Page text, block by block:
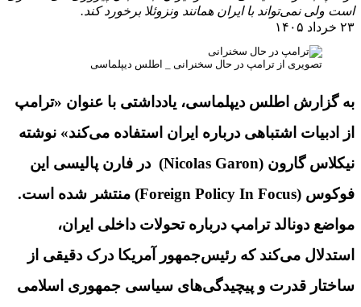
است ولی نمی‌تواند با ایران همانند ونزوئلا برخورد کند.
۲۳ خرداد ۱۴۰۵
تصویری از ترامپ در حال سخنرانی _ اطلس دیپلماسی
به گزارش اطلس دیپلماسی، یادداشتی با عنوان «ترامپ
از ادبیات اشتباهی درباره ایران استفاده می‌کند» نوشته
نیکلاس گارون (Nicolas Garon)
در فارن پالیسی این
فوکوس (Foreign Policy In Focus)
منتشر شده است.
مواضع دونالد ترامپ درباره تحولات داخلی ایران،
استدلال می‌کند که رئیس‌جمهور آمریکا درک دقیقی از
ساختار قدرت و پیچیدگی‌های سیاسی جمهوری اسلامی